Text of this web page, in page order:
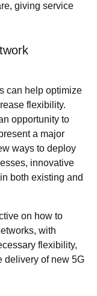
giving service
can help optimize
flexibility.
opportunity to
a major
ways to deploy
innovative
both existing and
on how to
with
flexibility,
delivery of new 5G